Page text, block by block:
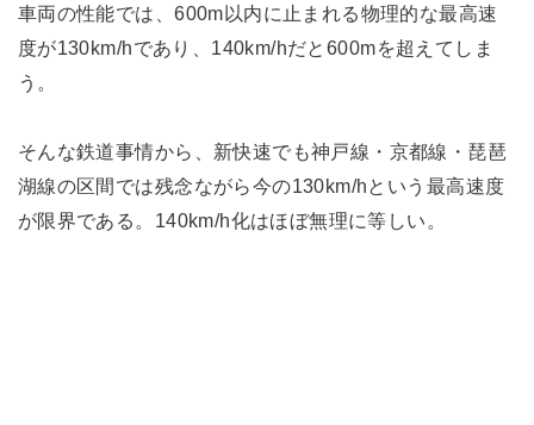
車両の性能では、600m以内に止まれる物理的な最高速
度が130km/hであり、140km/hだと600mを超えてしま
う。
そんな鉄道事情から、新快速でも神戸線・京都線・琵琶
湖線の区間では残念ながら今の130km/hという最高速度
が限界である。140km/h化はほぼ無理に等しい。